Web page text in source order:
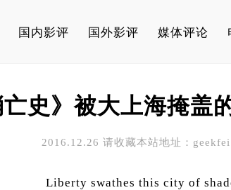
国内影评 国外影评 媒体评论
亡史》被大上海掩盖
2016.12.26 请收藏本站地址：
Liberty swathes this city of